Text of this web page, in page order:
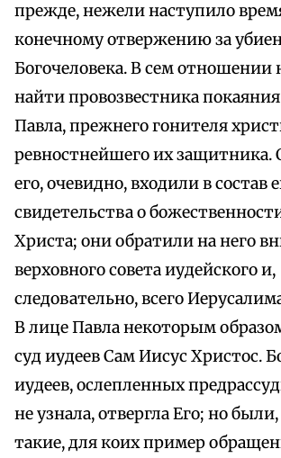
прежде, нежели наступило
конечному отвержению за
Богочеловека. В сем отношении
найти провозвестника
Павла, прежнего гонителя
ревностнейшего их защитника.
его, очевидно, входили в состав
свидетельства о
Христа; они обратили на него
верховного совета иудейского и,
следовательно, всего
В лице Павла некоторым
суд иудеев Сам Иисус Христос.
иудеев, ослепленных
не узнала, отвергла Его; но
такие, для коих пример